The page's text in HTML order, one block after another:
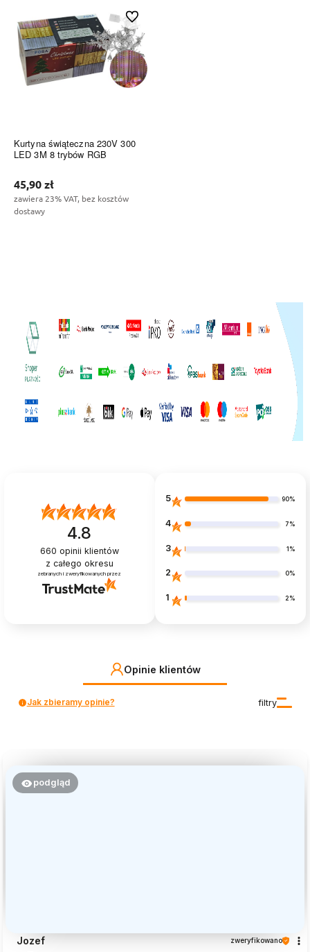
Kurtyna świąteczna 230V 300
LED 3M 8 trybów RGB
45,90 zł
zawiera 23% VAT, bez kosztów
dostawy
Do ulubionych
4.8
660 opinii klientów
z całego okresu
zebranych i zweryfikowanych przez
5 90%
4 7%
3 1%
2 0%
1 2%
Opinie klientów
filtry
Jak zbieramy opinie?
podgląd
Jozef zweryfikowano